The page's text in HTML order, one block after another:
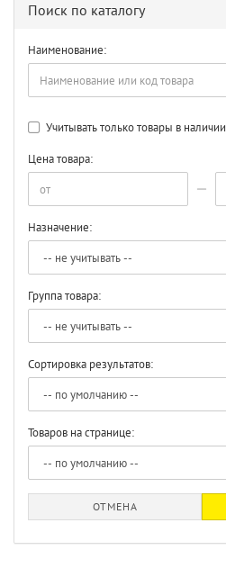
Поиск по каталогу
Наименование:
Учитывать только товары в наличии
Цена товара:
Назначение:
Группа товара:
Сортировка результатов:
Товаров на странице:
ОТМЕНА